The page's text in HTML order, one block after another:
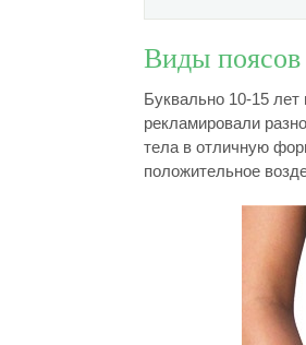
Виды поясов
Буквально 10-15 лет
рекламировали
тела в отличную
положительное